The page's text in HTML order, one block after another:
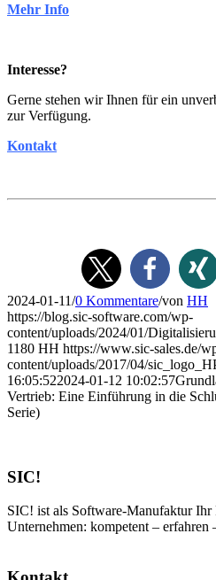
Mehr Info
Interesse?
Gerne stehen wir Ihnen für ein
zur Verfügung.
Kontakt
2024-01-11/0 Kommentare/von HH
https://blog.sic-software.com/wp-
content/uploads/2024/01/
1180 HH https://www.sic-sales.de/
content/uploads/2017/04/
16:05:522024-01-12 10:02:57
Vertrieb: Eine Einführung in die
Serie)
SIC!
SIC! ist als Software-Manufaktur
Unternehmen: kompetent – erfahren